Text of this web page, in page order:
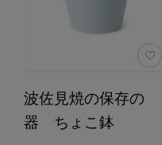
波佐見焼の保存の
器 ちょこ鉢